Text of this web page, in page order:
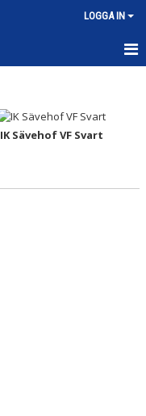
LOGGA IN
IK Sävehof VF Svart